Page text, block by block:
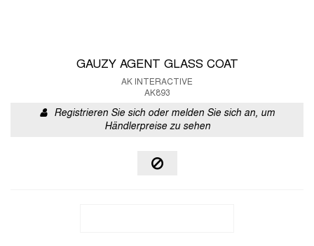
GAUZY AGENT GLASS COAT
AK INTERACTIVE
AK893
Registrieren Sie sich oder melden Sie sich an, um
Händlerpreise zu sehen